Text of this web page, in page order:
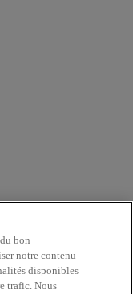
bon
notre contenu
disponibles
trafic. Nous